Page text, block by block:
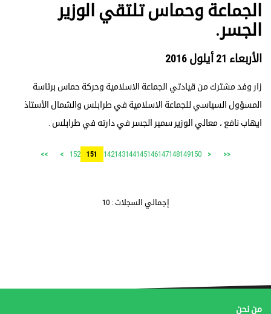
الجماعة وحماس تلتقي الوزير
الجسر.
الأربعاء 21 أيلول 2016
زار وفد مشترك من قيادتي الجماعة الاسلامية وحركة حماس برئاسة
المسؤول السياسي للجماعة الاسلامية في طرابلس والشمال الأستاذ
ايهاب نافع ، معالي الوزير سمير الجسر في دارته في طرابلس .
<<
<
142143144145146147148149150
151
152
>
>>
إجمالي السجلات : 10
من نحن